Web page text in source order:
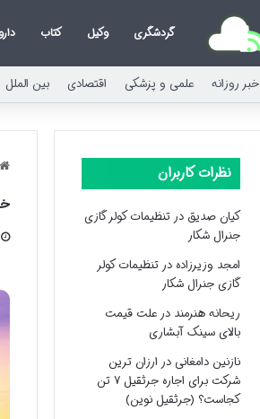
گردشگری وکیل کتاب
خبر روزانه علمی و پزشکی اقتصادی بین الملل
نظرات کاربران
کیان صدیق درتنظیمات کولر گازی
جنرال شکار
امجد وزیرزاده درتنظیمات کولر
گازی جنرال شکار
ریحانه هنرمند درعلت قیمت
بالای سینک آبشاری
نازنین دامغانیدر ارزان ترین
شرکت برای اجاره جرثقیل ۷ تن
کجاست؟ (جرثقیل نوین)